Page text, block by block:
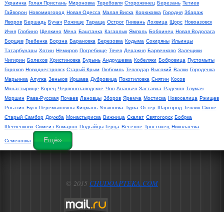
Украинка Голая Пристань Мироновка Теребовля Сторожинец Березань Тетиев
Гайворон Новомиргород Новая Одесса Малая Виска Корюковка Городня Збараж
Яворов Бершадь Бучач Рожище Тараща Острог Гнивань Лохвица Щорс Новоазовск
Ичня Глобино Щелкино Мена Баштанка Кагарлык Ямполь Бобринец Новая Водолага
Борщев Гребенка Борзна Барановка Березовка Кодыма Сокиряны Ильинцы
Татарбунары Хотин Немиров Погребище Тячев Деражня Барвенково Залещики
Чигирин Болехов Христиновка Бурынь Андрушевка Кобеляки Бобровица Пустомыты
Горохов Новоднестровск Старый Крым Любомль Теплодар Высокий Валки Городенка
Марьинка Алупка Зеньков Иршава Дубровица Покотиловка Снятин Косов
Монастырище Корец Червонозаводское Чоп Ананьев Заставна Радехов Тлумач
Моршин Рава-Русская Почаев Лановцы Зборов Яремча Мостиска Новоселица Ржищев
Рогатин Буск Перемышляны Кицмань Ульяновка Турка Остер Шаргород Теплик Сколе
Старый Самбор Дружба Монастыриска Вижница Скалат Святогорск Бобрка
Шевченково Симеиз Комарно Подгайцы Герца Веселое Тростянец Николаевка
Семеновка Ещё»
© 2015 CHUDOAPTEKA.COM